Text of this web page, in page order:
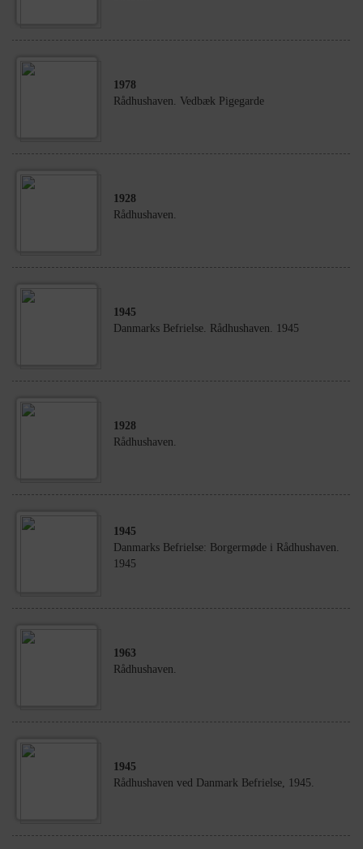
1978
Rådhushaven. Vedbæk Pigegarde
1928
Rådhushaven.
1945
Danmarks Befrielse. Rådhushaven. 1945
1928
Rådhushaven.
1945
Danmarks Befrielse: Borgermøde i Rådhushaven.
1945
1963
Rådhushaven.
1945
Rådhushaven ved Danmark Befrielse, 1945.